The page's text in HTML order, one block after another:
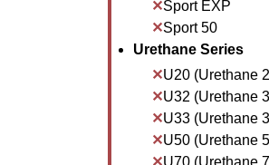
Sport EXP
Sport 50
Urethane Series
U20 (Urethane
U32 (Urethane
U33 (Urethane
U50 (Urethane
U70 (Urethane